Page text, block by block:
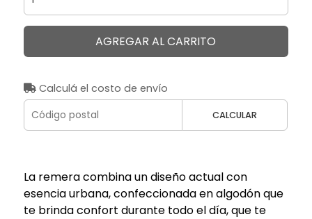
AGREGAR AL CARRITO
Calculá el costo de envío
CALCULAR
La remera combina un diseño actual con
esencia urbana, confeccionada en algodón que
te brinda confort durante todo el día, que te